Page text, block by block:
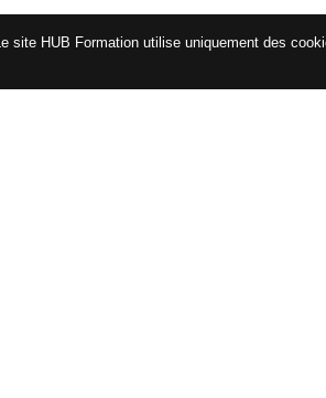
Le site HUB Formation utilise uniquement des